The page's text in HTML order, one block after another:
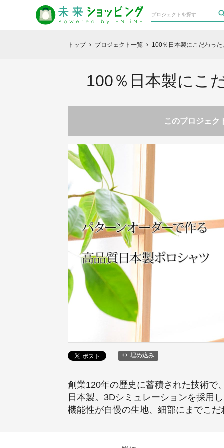
トップ chevron_right プロジェクト一覧 chevron_right 100％日本製にこだわっ
100％日本製にこ
このプロジェク
埋め込み
創業120年の歴史に蓄積された技術で
日本製。3Dシミュレーションを採用
機能性が自慢の生地、細部にまでこ